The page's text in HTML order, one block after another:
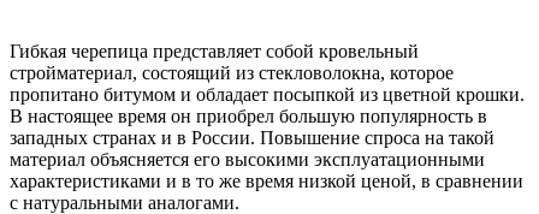
Гибкая черепица представляет собой кровельный
стройматериал, состоящий из стекловолокна, которое
пропитано битумом и обладает посыпкой из цветной крошки.
В настоящее время он приобрел большую популярность в
западных странах и в России. Повышение спроса на такой
материал объясняется его высокими эксплуатационными
характеристиками и в то же время низкой ценой, в сравнении
с натуральными аналогами.